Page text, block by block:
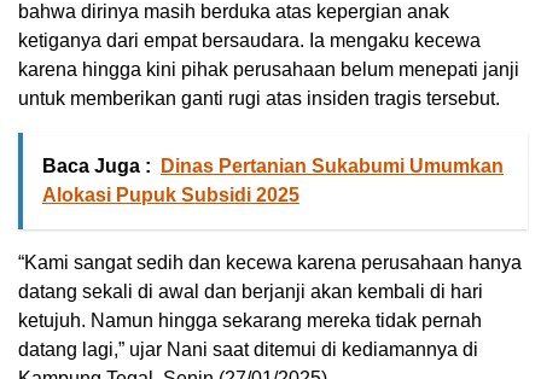
bahwa dirinya masih berduka atas kepergian anak
ketiganya dari empat bersaudara. Ia mengaku kecewa
karena hingga kini pihak perusahaan belum menepati janji
untuk memberikan ganti rugi atas insiden tragis tersebut.
Baca Juga :
Dinas Pertanian Sukabumi Umumkan
Alokasi Pupuk Subsidi 2025
“Kami sangat sedih dan kecewa karena perusahaan hanya
datang sekali di awal dan berjanji akan kembali di hari
ketujuh. Namun hingga sekarang mereka tidak pernah
datang lagi,” ujar Nani saat ditemui di kediamannya di